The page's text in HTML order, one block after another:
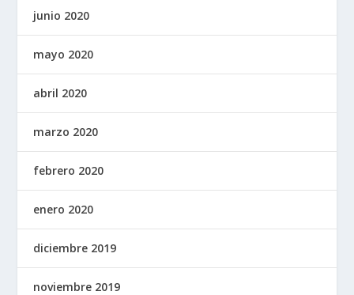
junio 2020
mayo 2020
abril 2020
marzo 2020
febrero 2020
enero 2020
diciembre 2019
noviembre 2019